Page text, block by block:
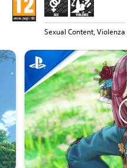
Sexual Content, Violenza